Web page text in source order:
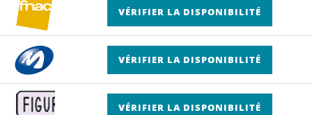
VÉRIFIER LA DISPONIBILITÉ
VÉRIFIER LA DISPONIBILITÉ
VÉRIFIER LA DISPONIBILITÉ